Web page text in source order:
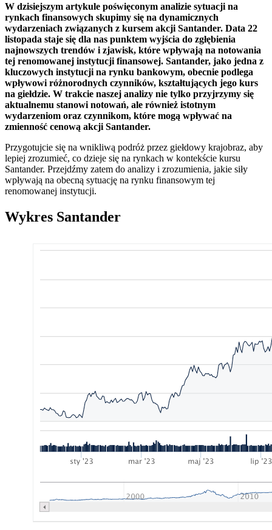
W dzisiejszym artykule poświęconym analizie sytuacji na
rynkach finansowych skupimy się na dynamicznych
wydarzeniach związanych z kursem akcji Santander. Data 22
listopada staje się dla nas punktem wyjścia do zgłębienia
najnowszych trendów i zjawisk, które wpływają na notowania
tej renomowanej instytucji finansowej. Santander, jako jedna z
kluczowych instytucji na rynku bankowym, obecnie podlega
wpływowi różnorodnych czynników, kształtujących jego kurs
na giełdzie. W trakcie naszej analizy nie tylko przyjrzymy się
aktualnemu stanowi notowań, ale również istotnym
wydarzeniom oraz czynnikom, które mogą wpływać na
zmienność cenową akcji Santander.
Przygotujcie się na wnikliwą podróż przez giełdowy krajobraz, aby
lepiej zrozumieć, co dzieje się na rynkach w kontekście kursu
Santander. Przejdźmy zatem do analizy i zrozumienia, jakie siły
wpływają na obecną sytuację na rynku finansowym tej
renomowanej instytucji.
Wykres Santander